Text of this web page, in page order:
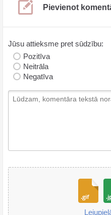
Pievienot
Jūsu attieksme pret sūdzību:
Pozitīva
Neitrāla
Negatīva